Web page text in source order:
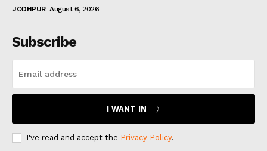
JODHPUR August 6, 2026
Subscribe
I WANT IN
I've read and accept the Privacy Policy.